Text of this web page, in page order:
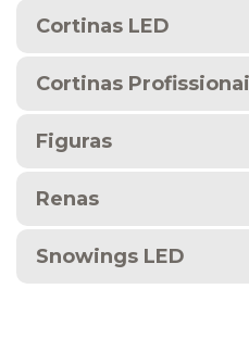
Cortinas LED
Cortinas
Figuras
Renas
Snowings LED